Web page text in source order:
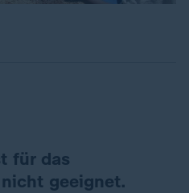
für das
geeignet.